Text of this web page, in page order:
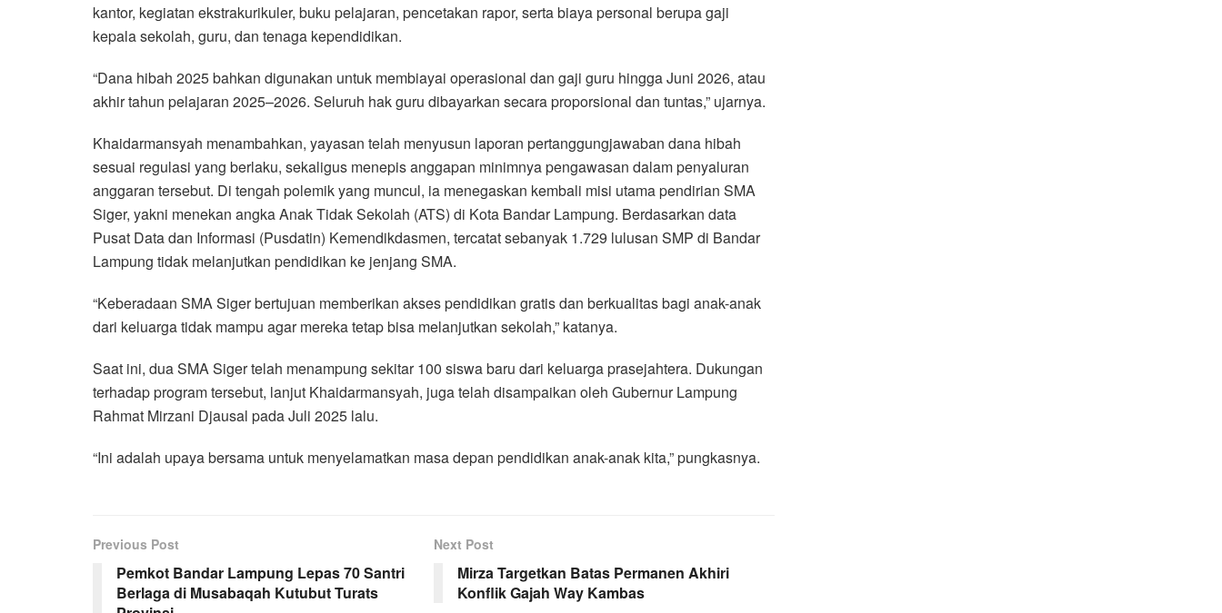
kantor, kegiatan ekstrakurikuler, buku pelajaran, pencetakan rapor, serta biaya personal berupa gaji
kepala sekolah, guru, dan tenaga kependidikan.
“Dana hibah 2025 bahkan digunakan untuk membiayai operasional dan gaji guru hingga Juni 2026, atau
akhir tahun pelajaran 2025–2026. Seluruh hak guru dibayarkan secara proporsional dan tuntas,” ujarnya.
Khaidarmansyah menambahkan, yayasan telah menyusun laporan pertanggungjawaban dana hibah
sesuai regulasi yang berlaku, sekaligus menepis anggapan minimnya pengawasan dalam penyaluran
anggaran tersebut. Di tengah polemik yang muncul, ia menegaskan kembali misi utama pendirian SMA
Siger, yakni menekan angka Anak Tidak Sekolah (ATS) di Kota Bandar Lampung. Berdasarkan data
Pusat Data dan Informasi (Pusdatin) Kemendikdasmen, tercatat sebanyak 1.729 lulusan SMP di Bandar
Lampung tidak melanjutkan pendidikan ke jenjang SMA.
“Keberadaan SMA Siger bertujuan memberikan akses pendidikan gratis dan berkualitas bagi anak-anak
dari keluarga tidak mampu agar mereka tetap bisa melanjutkan sekolah,” katanya.
Saat ini, dua SMA Siger telah menampung sekitar 100 siswa baru dari keluarga prasejahtera. Dukungan
terhadap program tersebut, lanjut Khaidarmansyah, juga telah disampaikan oleh Gubernur Lampung
Rahmat Mirzani Djausal pada Juli 2025 lalu.
“Ini adalah upaya bersama untuk menyelamatkan masa depan pendidikan anak-anak kita,” pungkasnya.
Previous Post
Pemkot Bandar Lampung Lepas 70 Santri
Berlaga di Musabaqah Kutubut Turats
Next Post
Mirza Targetkan Batas Permanen Akhiri
Konflik Gajah Way Kambas